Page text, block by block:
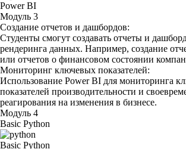
Power BI
Модуль 3
Создание отчетов и дашбордов:
Студенты смогут создавать отчеты и
рендеринга данных. Например, создание
или отчетов о финансовом состоянии
Мониторинг ключевых показателей:
Использование Power BI для мониторинга
показателей производительности и
реагирования на изменения в бизнесе.
Модуль 4
Basic Python
Basic Python